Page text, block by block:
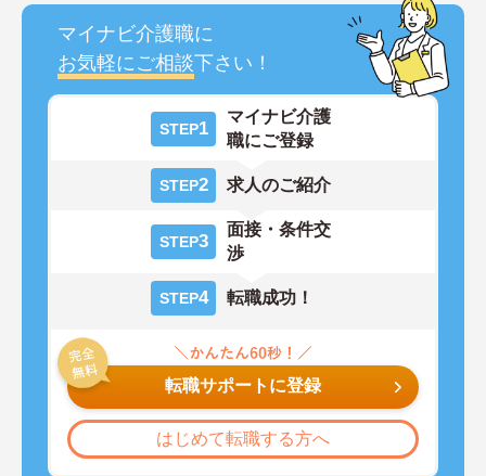
マイナビ介護職に
お気軽にご相談下さい！
STEP1
マイナビ介護
職にご登録
STEP2 求人のご紹介
STEP3
面接・条件交
渉
STEP4 転職成功！
転職サポートに登録
はじめて転職する方へ